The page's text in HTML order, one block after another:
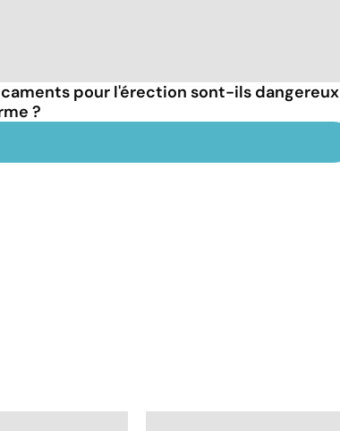
pour l'érection sont-ils dangereux
?